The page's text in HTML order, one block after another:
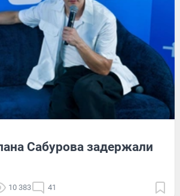
Сабурова задержали
10 383 41